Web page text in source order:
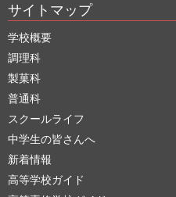
サイトマップ
学校概要
調理科
製菓科
普通科
スクールライフ
中学生の皆さんへ
新着情報
高等学校ガイド